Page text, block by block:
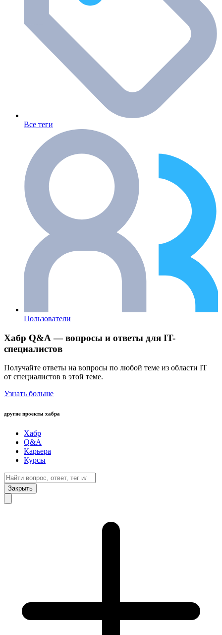
Все теги
Пользователи
Хабр Q&A — вопросы и ответы для IT-
специалистов
Получайте ответы на вопросы по любой теме из области IT
от специалистов в этой теме.
Узнать больше
другие проекты хабра
Хабр
Q&A
Карьера
Курсы
Закрыть